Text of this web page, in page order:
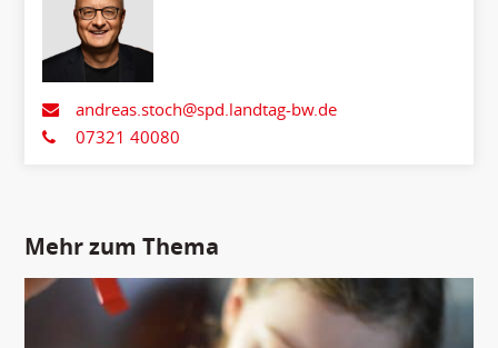
andreas.stoch@spd.landtag-bw.de
07321 40080
Mehr zum Thema